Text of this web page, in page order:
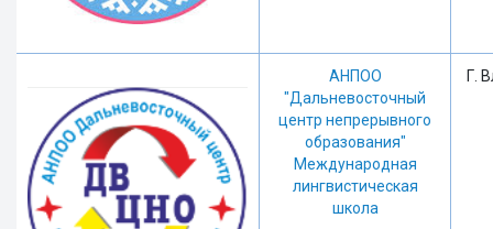
АНПОО
"Дальневосточный
центр непрерывного
образования"
Международная
лингвистическая
школа
Г.